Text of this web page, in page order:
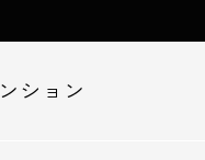
ション